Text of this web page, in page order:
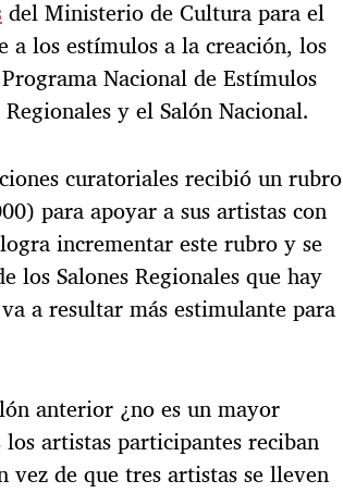
del Ministerio de Cultura para el
los estímulos a la creación, los
Nacional de Estímulos
y el Salón Nacional.
curatoriales recibió un rubro
para apoyar a sus artistas con
incrementar este rubro y se
los Salones Regionales que hay
a resultar más estimulante para
anterior ¿no es un mayor
artistas participantes reciban
de que tres artistas se lleven